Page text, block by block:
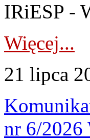
IRiESP -
Więcej...
21 lipca
nr 6/2026